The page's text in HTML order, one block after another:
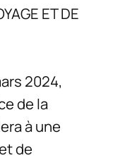
ET DE
2024,
de la
à une
de